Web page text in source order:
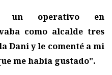
un operativo en
como alcalde tres
Dani y le comenté a mi
me había gustado".